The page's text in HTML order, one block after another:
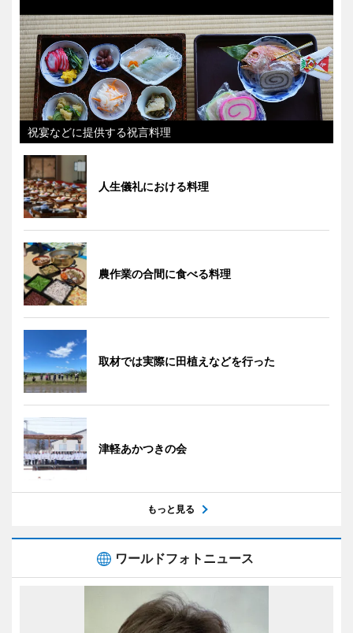
祝宴などに提供する祝言料理
人生儀礼における料理
農作業の合間に食べる料理
取材では実際に田植えなどを行った
津軽あかつきの会
もっと見る
ワールドフォトニュース